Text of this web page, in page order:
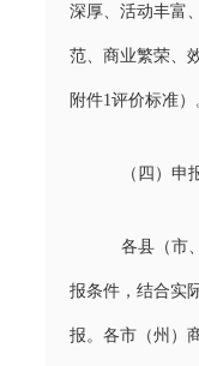
深厚、活动丰富
范、商业繁荣、
附件1评价标准）
（四）申
各县（市
报条件，结合实
报。各市（州）